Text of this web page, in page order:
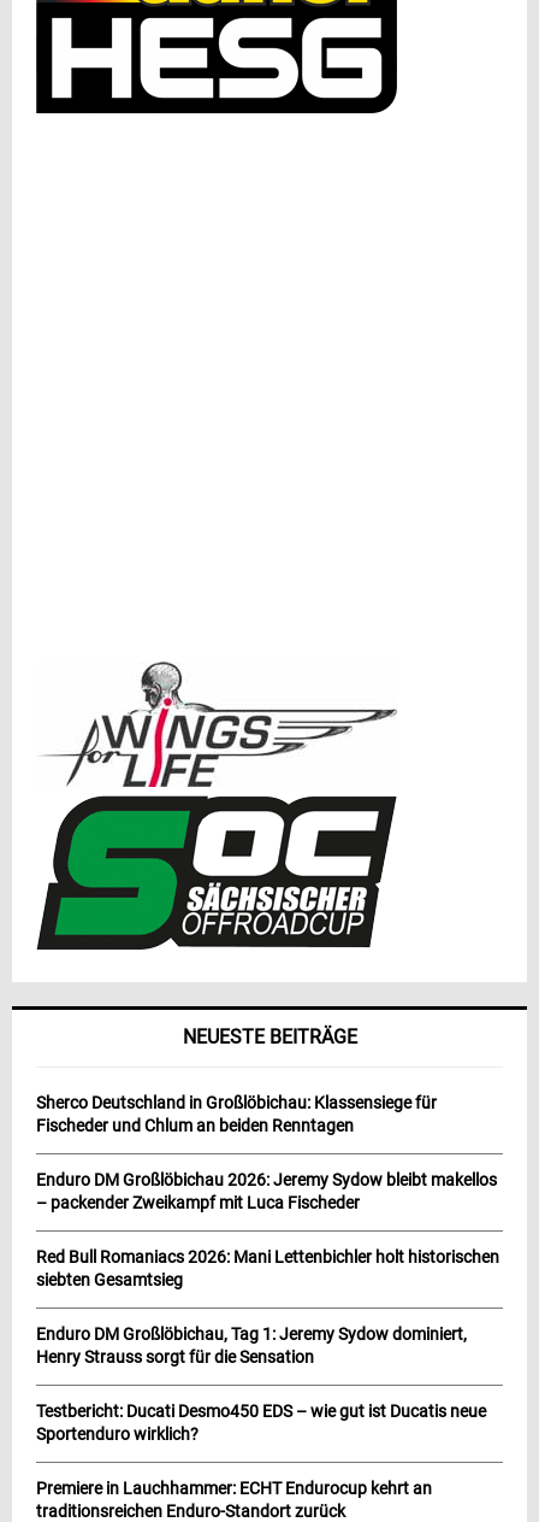
NEUESTE BEITRÄGE
Sherco Deutschland in Großlöbichau: Klassensiege für
Fischeder und Chlum an beiden Renntagen
Enduro DM Großlöbichau 2026: Jeremy Sydow bleibt makellos
– packender Zweikampf mit Luca Fischeder
Red Bull Romaniacs 2026: Mani Lettenbichler holt historischen
siebten Gesamtsieg
Enduro DM Großlöbichau, Tag 1: Jeremy Sydow dominiert,
Henry Strauss sorgt für die Sensation
Testbericht: Ducati Desmo450 EDS – wie gut ist Ducatis neue
Sportenduro wirklich?
Premiere in Lauchhammer: ECHT Endurocup kehrt an
traditionsreichen Enduro-Standort zurück